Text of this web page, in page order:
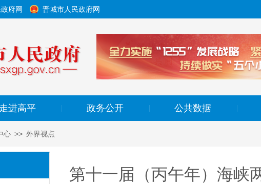
府网 晋城市人民政府网
走进高平 政务公开 公共数据
心 >> 外界视点
第十一届（丙午年）海峡